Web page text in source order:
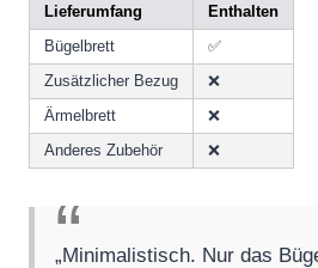
Lieferumfang
Enthalten
Bügelbrett
✅
Zusätzlicher Bezug
❌
Ärmelbrett
❌
Anderes Zubehör
❌
„Minimalistisch. Nur das